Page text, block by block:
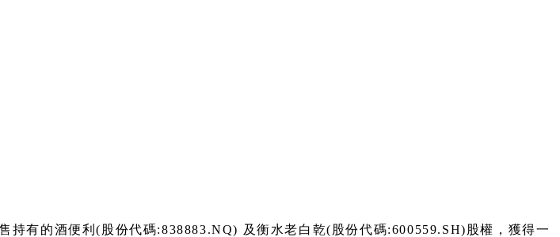
有的酒便利(股份代碼:838883.NQ) 及衡水老白乾(股份代碼:600559.SH)股權，獲得一